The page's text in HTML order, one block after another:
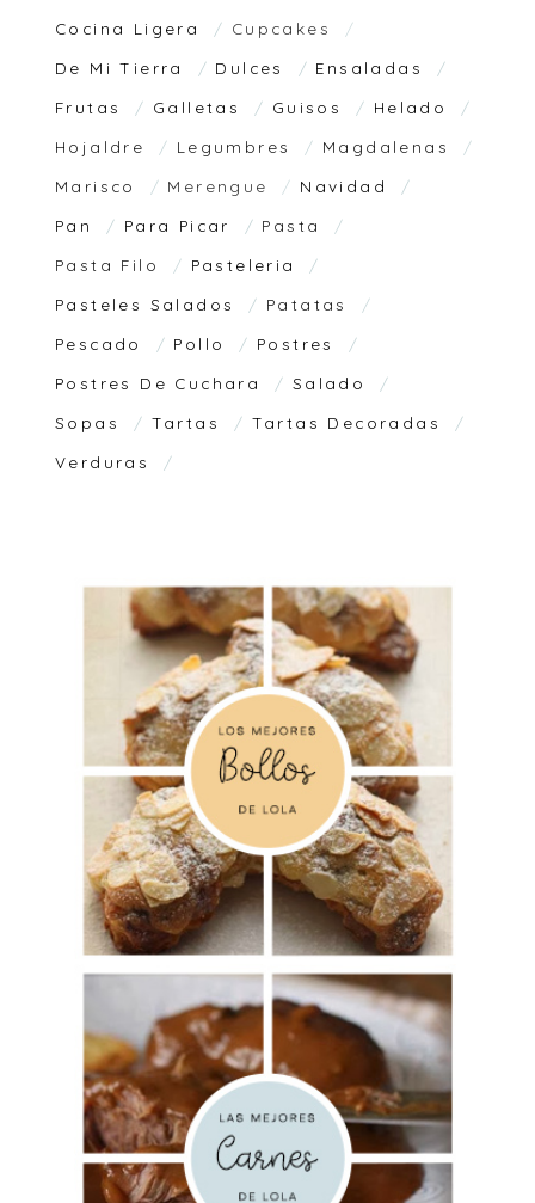
Cocina Ligera
Cupcakes
De Mi Tierra
Dulces
Ensaladas
Frutas
Galletas Guisos
Helado
Hojaldre
Legumbres
Magdalenas
Marisco
Merengue
Navidad
Pan
Para Picar
Pasta
Pasta Filo
Pasteleria
Pasteles Salados
Patatas
Pescado
Pollo
Postres
Postres De Cuchara
Salado
Sopas
Tartas
Tartas Decoradas
Verduras